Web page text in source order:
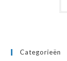
Categorieën